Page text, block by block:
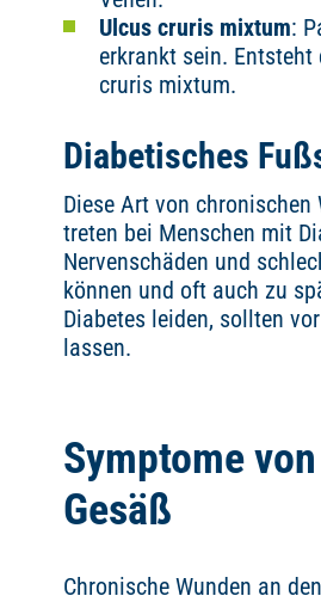
Ulcus cruris mixtum:
erkrankt sein.
cruris mixtum.
Diabetisches
Diese Art von
treten bei Menschen mit
Nervenschäden und
können und oft auch zu
Diabetes leiden, sollten
lassen.
Symptome
Gesäß
Chronische Wunden an